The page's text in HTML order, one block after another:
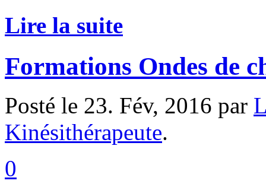
Lire la suite
Formations Ondes de
Posté le 23. Fév, 2016 par
Kinésithérapeute.
0